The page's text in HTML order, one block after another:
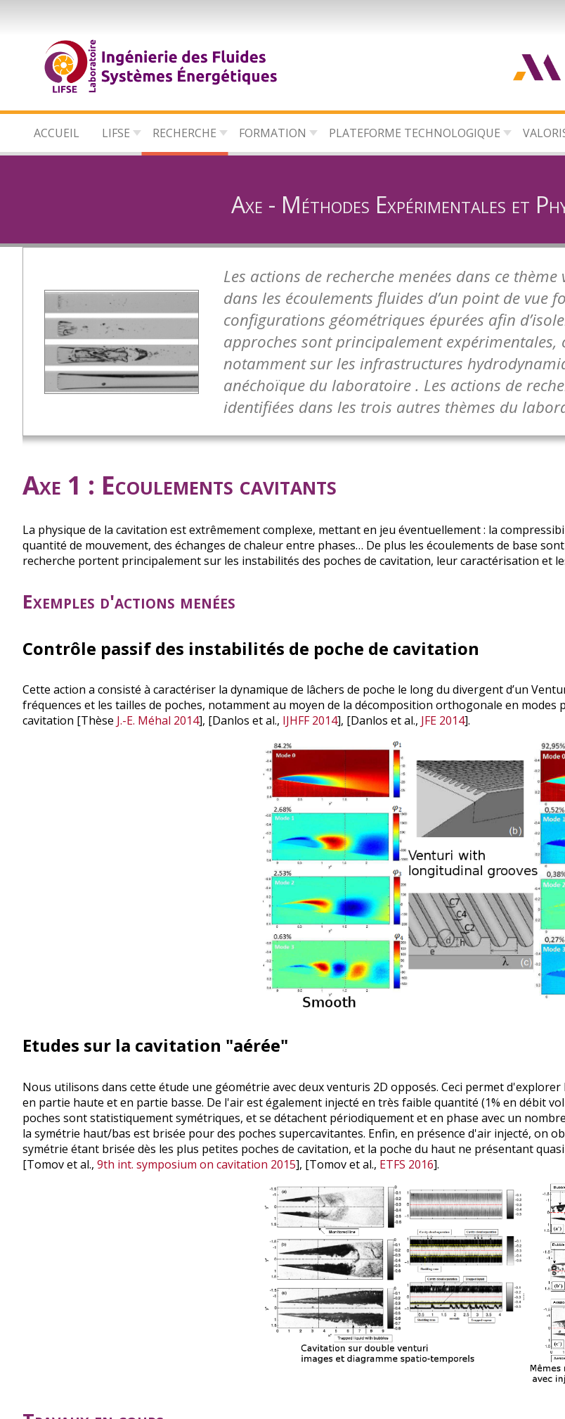
ACCUEIL LIFSE RECHERCHE FORMATION PLATEFORME TECHNOLOGIQUE
Axe - Méthodes Expérimentales et
Les actions de recherche menées dans ce
dans les écoulements fluides d’un point de vue
configurations géométriques épurées afin
approches sont principalement expérimentales,
notamment sur les infrastructures
anéchoïque du laboratoire . Les actions de
identifiées dans les trois autres thèmes du
Axe 1 : Ecoulements cavitants
La physique de la cavitation est extrêmement complexe, mettant en jeu éventuellement : la
quantité de mouvement, des échanges de chaleur entre phases… De plus les écoulements de base
recherche portent principalement sur les instabilités des poches de cavitation, leur caractérisation et
Exemples d'actions menées
Contrôle passif des instabilités de poche de cavitation
Cette action a consisté à caractériser la dynamique de lâchers de poche le long du divergent d’un
fréquences et les tailles de poches, notamment au moyen de la décomposition orthogonale en
cavitation [Thèse J.-E. Méhal 2014], [Danlos et al., IJHFF 2014], [Danlos et al., JFE 2014].
Etudes sur la cavitation "aérée"
Nous utilisons dans cette étude une géométrie avec deux venturis 2D opposés. Ceci permet
en partie haute et en partie basse. De l'air est également injecté en très faible quantité (1% en débit
poches sont statistiquement symétriques, et se détachent périodiquement et en phase avec un
la symétrie haut/bas est brisée pour des poches supercavitantes. Enfin, en présence d'air injecté, on
symétrie étant brisée dès les plus petites poches de cavitation, et la poche du haut ne présentant
[Tomov et al., 9th int. symposium on cavitation 2015], [Tomov et al., ETFS 2016].